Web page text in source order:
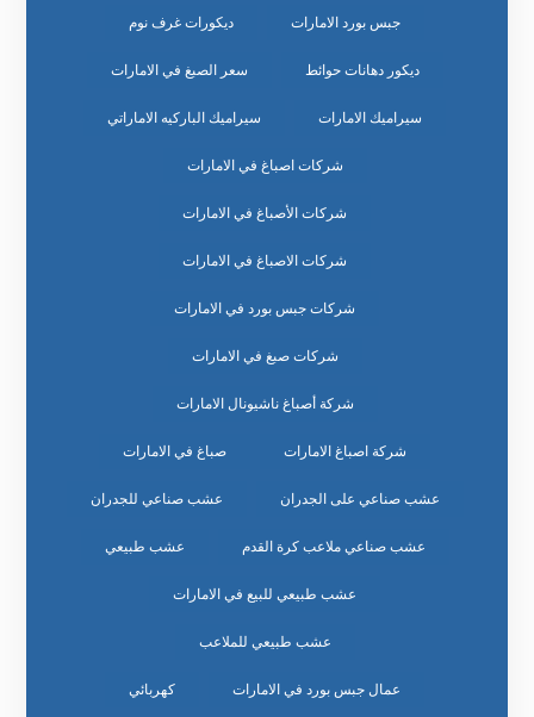
جبس بورد الامارات ديكورات غرف نوم
ديكور دهانات حوائط سعر الصبغ في الامارات
سيراميك الامارات سيراميك الباركيه الاماراتي
شركات اصباغ في الامارات
شركات الأصباغ في الامارات
شركات الاصباغ في الامارات
شركات جبس بورد في الامارات
شركات صبغ في الامارات
شركة أصباغ ناشيونال الامارات
شركة اصباغ الامارات صباغ في الامارات
عشب صناعي على الجدران عشب صناعي للجدران
عشب صناعي ملاعب كرة القدم عشب طبيعي
عشب طبيعي للبيع في الامارات
عشب طبيعي للملاعب
عمال جبس بورد في الامارات كهربائي